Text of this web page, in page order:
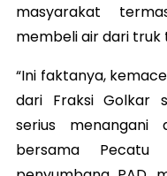
masyarakat
membeli air dari truk
“Ini faktanya,
dari Fraksi Golkar
serius
bersama Pecatu